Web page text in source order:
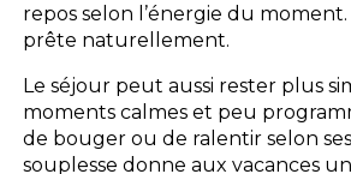
repos selon l’énergie du moment.
prête naturellement.
Le séjour peut aussi rester plus
moments calmes et peu
de bouger ou de ralentir selon
souplesse donne aux vacances